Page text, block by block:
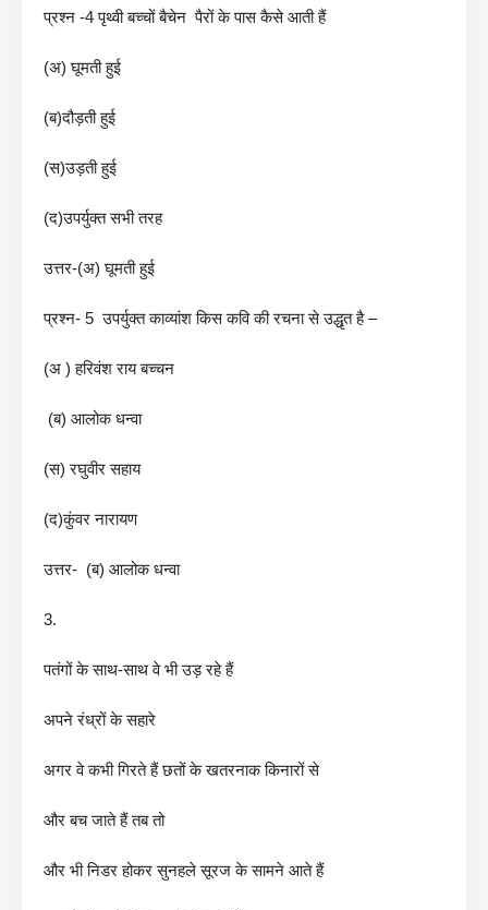
प्रश्न -4 पृथ्वी बच्चों बैचेन पैरों के पास कैसे आती हैं
(अ) घूमती हुई
(ब)दौड़ती हुई
(स)उड़ती हुई
(द)उपर्युक्त सभी तरह
उत्तर-(अ) घूमती हुई
प्रश्न- 5 उपर्युक्त काव्यांश किस कवि की रचना से उद्धृत है –
(अ ) हरिवंश राय बच्चन
(ब) आलोक धन्वा
(स) रघुवीर सहाय
(द)कुंवर नारायण
उत्तर- (ब) आलोक धन्वा
3.
पतंगों के साथ-साथ वे भी उड़ रहे हैं
अपने रंध्रों के सहारे
अगर वे कभी गिरते हैं छतों के खतरनाक किनारों से
और बच जाते हैं तब तो
और भी निडर होकर सुनहले सूरज के सामने आते हैं